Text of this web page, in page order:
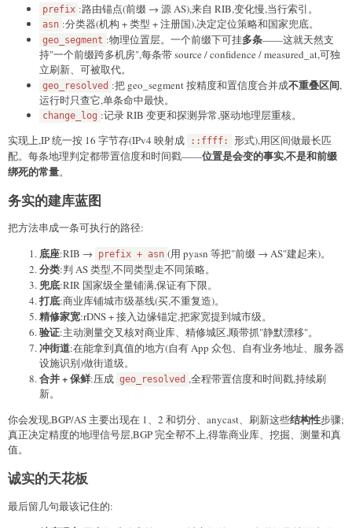
prefix :路由锚点(前缀 → 源 AS),来自 RIB,变化慢,当行索引。
asn :分类器(机构 + 类型 + 注册国),决定定位策略和国家兜底。
geo_segment :物理位置层。一个前缀下可挂多条——这就天然支
持"一个前缀跨多机房",每条带 source / confidence / measured_at,可独
立刷新、可被取代。
geo_resolved :把 geo_segment 按精度和置信度合并成不重叠区间,
运行时只查它,单条命中最快。
change_log :记录 RIB 变更和探测异常,驱动地理层重核。
实现上,IP 统一按 16 字节存(IPv4 映射成
::ffff:
形式),用区间做最长匹
配。每条地理判定都带置信度和时间戳——位置是会变的事实,不是和前缀
绑死的常量。
务实的建库蓝图
把方法串成一条可执行的路径:
底座:RIB → prefix + asn (用 pyasn 等把"前缀 → AS"建起来)。
分类:判 AS 类型,不同类型走不同策略。
兜底:RIR 国家级全量铺满,保证有下限。
打底:商业库铺城市级基线(买,不重复造)。
精修家宽:rDNS + 接入边缘锚定,把家宽提到城市级。
验证:主动测量交叉核对商业库、精修城区,顺带抓"静默漂移"。
冲街道:在能拿到真值的地方(自有 App 众包、自有业务地址、服务器
设施识别)做街道级。
合并 + 保鲜:压成 geo_resolved ,全程带置信度和时间戳,持续刷
新。
你会发现,BGP/AS 主要出现在 1、2 和切分、anycast、刷新这些结构性步骤;
真正决定精度的地理信号层,BGP 完全帮不上,得靠商业库、挖掘、测量和真
值。
诚实的天花板
最后留几句最该记住的: